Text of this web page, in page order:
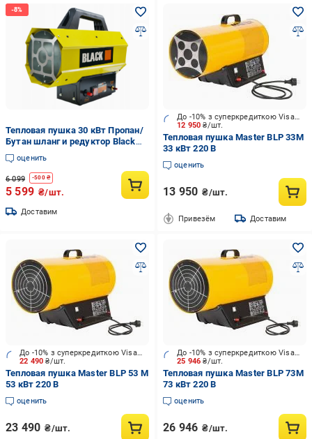
Тепловая пушка 30 кВт Пропан/
Бутан шланг и редуктор Black
(2912448698)
оценить
6 099 -500₴
5 599 ₴/шт.
Доставим
12 950₴/шт.
До -10% з суперкредиткою Visa Вигода
Тепловая пушка Master BLP 33M
33 кВт 220 В
оценить
13 950 ₴/шт.
Привезём Доставим
22 490₴/шт.
До -10% з суперкредиткою Visa Вигода
Тепловая пушка Master BLP 53 M
53 кВт 220 В
оценить
23 490 ₴/шт.
25 946₴/шт.
До -10% з суперкредиткою Visa Вигода
Тепловая пушка Master BLP 73M
73 кВт 220 В
оценить
26 946 ₴/шт.